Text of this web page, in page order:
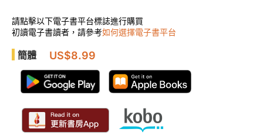
請點擊以下電子書平台標誌進行購買
初讀電子書讀者，請參考如何選擇電子書平台
簡體 US$8.99